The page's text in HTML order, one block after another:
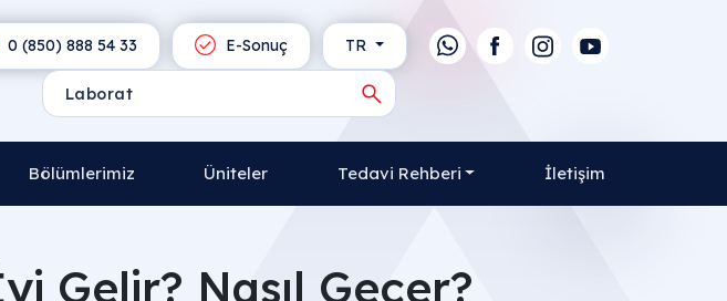
TR
E-Sonuç
0 (850) 888 54 33
Bölümlerimiz Üniteler Tedavi Rehberi İletişim
Gelir? Nasıl Geçer?